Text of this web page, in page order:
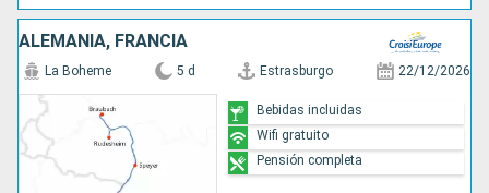
ALEMANIA, FRANCIA
La Boheme 5 d Estrasburgo 22/12/2026
Bebidas incluidas
Wifi gratuito
Pensión completa